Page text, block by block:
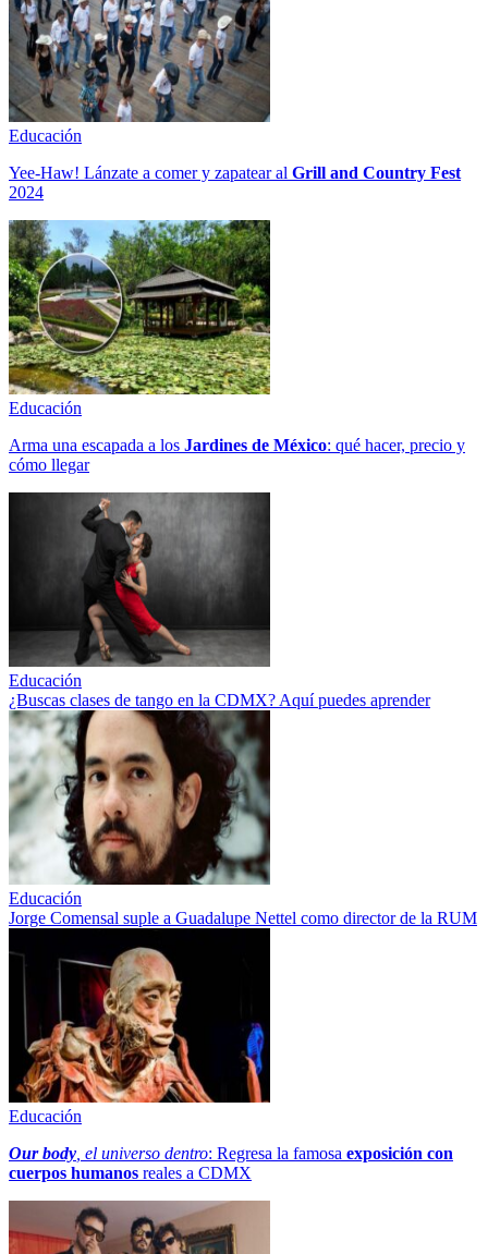
Educación
Yee-Haw! Lánzate a comer y zapatear al Grill and Country Fest
2024
Educación
Arma una escapada a los Jardines de México: qué hacer, precio y
cómo llegar
Educación
¿Buscas clases de tango en la CDMX? Aquí puedes aprender
Educación
Jorge Comensal suple a Guadalupe Nettel como director de la RUM
Educación
Our body , el universo dentro: Regresa la famosa exposición con
cuerpos humanos reales a CDMX